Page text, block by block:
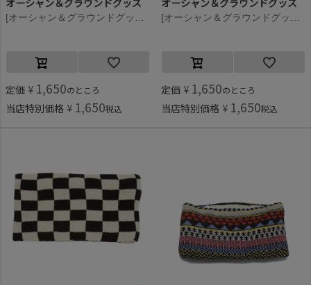
オーシャン＆グラウンドグッズ
定価 ¥ 1,650のところ
当店特別価格 ¥ 1,650税込
オーシャン＆グラウンドグッズ
定価 ¥ 1,650のところ
当店特別価格 ¥ 1,650税込